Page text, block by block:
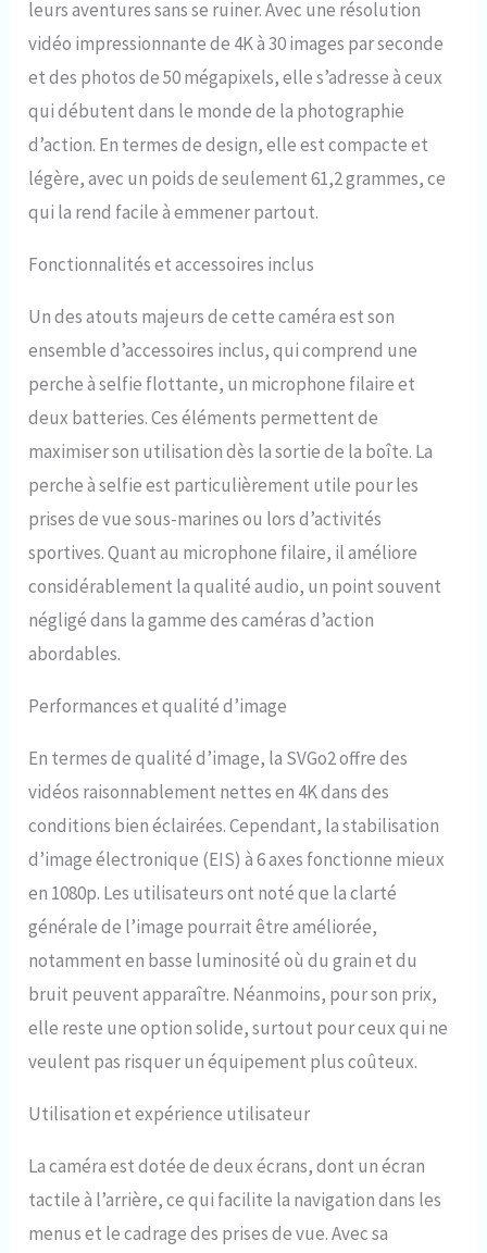
leurs aventures sans se ruiner. Avec une résolution
vidéo impressionnante de 4K à 30 images par seconde
et des photos de 50 mégapixels, elle s’adresse à ceux
qui débutent dans le monde de la photographie
d’action. En termes de design, elle est compacte et
légère, avec un poids de seulement 61,2 grammes, ce
qui la rend facile à emmener partout.
Fonctionnalités et accessoires inclus
Un des atouts majeurs de cette caméra est son
ensemble d’accessoires inclus, qui comprend une
perche à selfie flottante, un microphone filaire et
deux batteries. Ces éléments permettent de
maximiser son utilisation dès la sortie de la boîte. La
perche à selfie est particulièrement utile pour les
prises de vue sous-marines ou lors d’activités
sportives. Quant au microphone filaire, il améliore
considérablement la qualité audio, un point souvent
négligé dans la gamme des caméras d’action
abordables.
Performances et qualité d’image
En termes de qualité d’image, la SVGo2 offre des
vidéos raisonnablement nettes en 4K dans des
conditions bien éclairées. Cependant, la stabilisation
d’image électronique (EIS) à 6 axes fonctionne mieux
en 1080p. Les utilisateurs ont noté que la clarté
générale de l’image pourrait être améliorée,
notamment en basse luminosité où du grain et du
bruit peuvent apparaître. Néanmoins, pour son prix,
elle reste une option solide, surtout pour ceux qui ne
veulent pas risquer un équipement plus coûteux.
Utilisation et expérience utilisateur
La caméra est dotée de deux écrans, dont un écran
tactile à l’arrière, ce qui facilite la navigation dans les
menus et le cadrage des prises de vue. Avec sa